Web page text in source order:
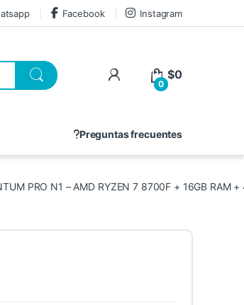
Facebook Instagram
0
$0
Preguntas frecuentes
PRO N1 – AMD RYZEN 7 8700F + 16GB RAM